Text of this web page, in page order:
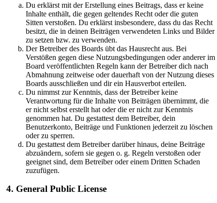
Du erklärst mit der Erstellung eines Beitrags, dass er keine
Inhalte enthält, die gegen geltendes Recht oder die guten
Sitten verstoßen. Du erklärst insbesondere, dass du das Recht
besitzt, die in deinen Beiträgen verwendeten Links und Bilder
zu setzen bzw. zu verwenden.
Der Betreiber des Boards übt das Hausrecht aus. Bei
Verstößen gegen diese Nutzungsbedingungen oder anderer im
Board veröffentlichten Regeln kann der Betreiber dich nach
Abmahnung zeitweise oder dauerhaft von der Nutzung dieses
Boards ausschließen und dir ein Hausverbot erteilen.
Du nimmst zur Kenntnis, dass der Betreiber keine
Verantwortung für die Inhalte von Beiträgen übernimmt, die
er nicht selbst erstellt hat oder die er nicht zur Kenntnis
genommen hat. Du gestattest dem Betreiber, dein
Benutzerkonto, Beiträge und Funktionen jederzeit zu löschen
oder zu sperren.
Du gestattest dem Betreiber darüber hinaus, deine Beiträge
abzuändern, sofern sie gegen o. g. Regeln verstoßen oder
geeignet sind, dem Betreiber oder einem Dritten Schaden
zuzufügen.
4. General Public License